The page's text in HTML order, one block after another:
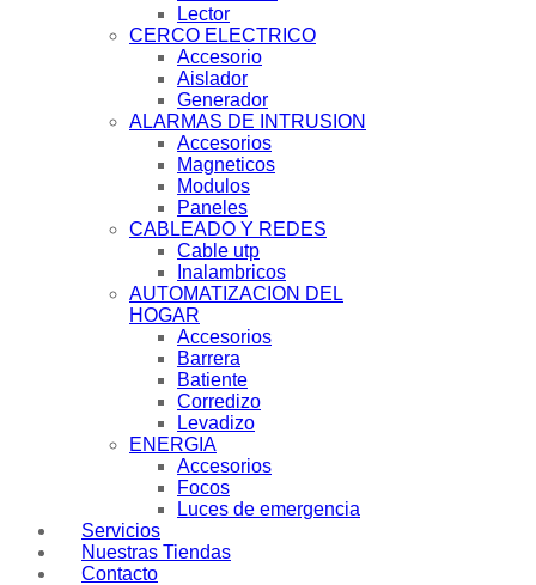
Lector
CERCO ELECTRICO
Accesorio
Aislador
Generador
ALARMAS DE INTRUSION
Accesorios
Magneticos
Modulos
Paneles
CABLEADO Y REDES
Cable utp
Inalambricos
AUTOMATIZACION DEL
HOGAR
Accesorios
Barrera
Batiente
Corredizo
Levadizo
ENERGIA
Accesorios
Focos
Luces de emergencia
Servicios
Nuestras Tiendas
Contacto